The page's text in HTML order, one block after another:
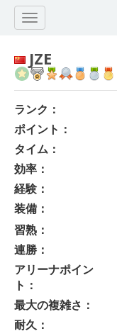
JZE
ランク：
ポイント：
タイム：
効率：
経験：
装備：
習熟：
連勝：
アリーナポイン
ト：
最大の複雑さ：
耐久：